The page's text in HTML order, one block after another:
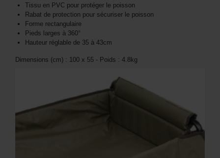
Tissu en PVC pour protéger le poisson
Rabat de protection pour sécuriser le poisson
Forme rectangulaire
Pieds larges à 360°
Hauteur réglable de 35 à 43cm
Dimensions (cm) : 100 x 55 - Poids : 4.8kg